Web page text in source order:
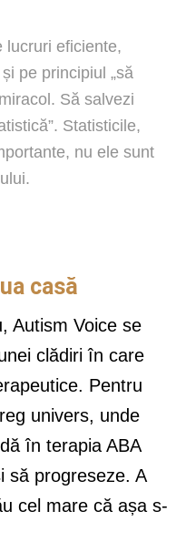
lucruri eficiente,
pe principiul „să
Să salvezi
Statisticile,
nu ele sunt
casă
Autism Voice se
clădiri în care
Pentru
univers, unde
în terapia ABA
să progreseze. A
cel mare că așa s-